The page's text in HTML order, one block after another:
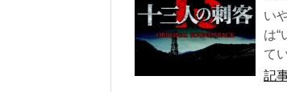
い
は“
て
記